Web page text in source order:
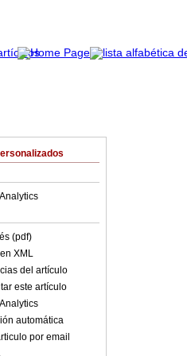
(pdf)
XML
del artículo
este artículo
automática
por email